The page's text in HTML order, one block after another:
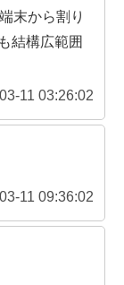
末から割り
結構広範囲
11 03:26:02
11 09:36:02